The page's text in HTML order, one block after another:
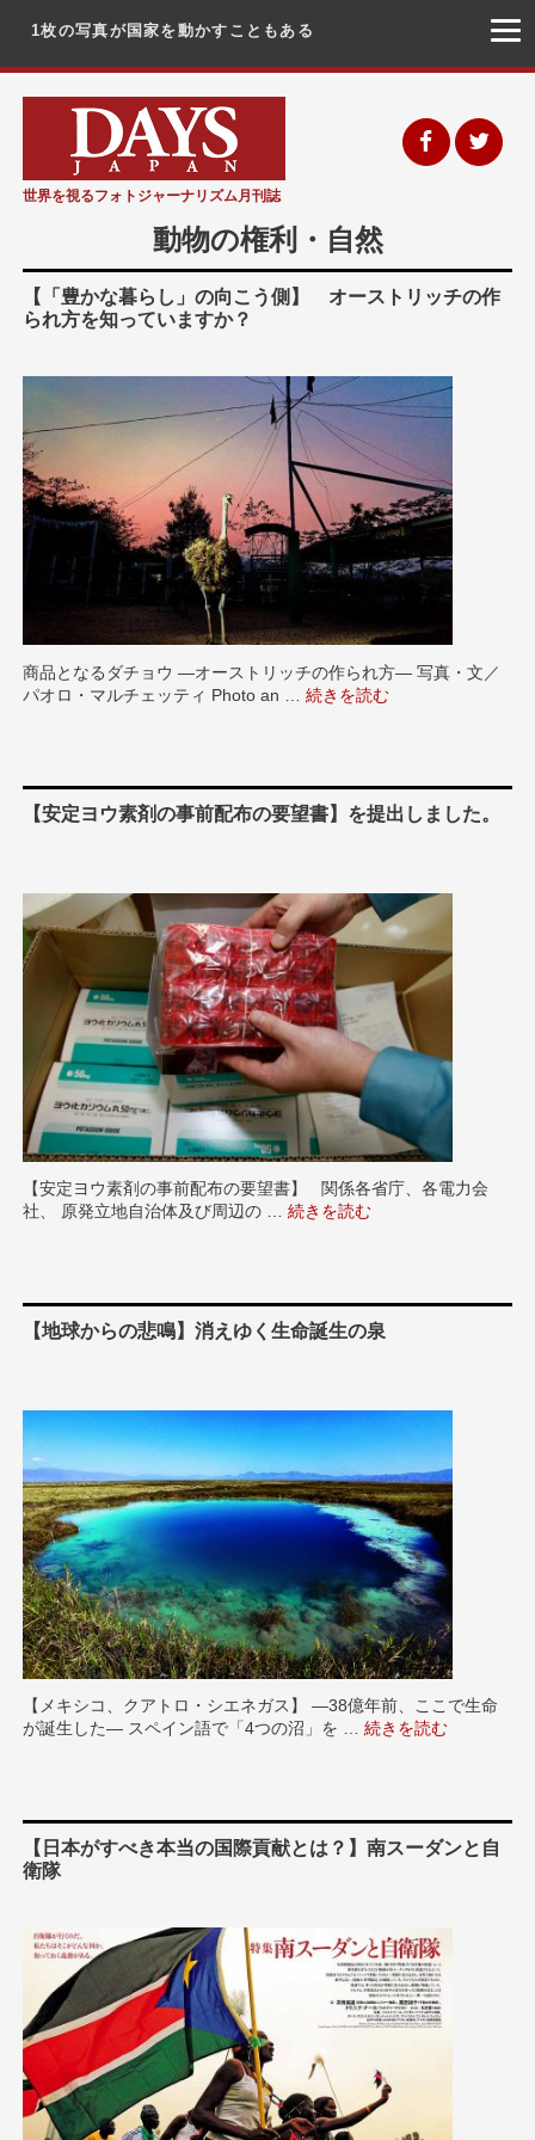
1枚の写真が国家を動かすこともある
ン
ス
キ
プ
世界を視るフォトジャーナリズム月刊誌
動物の権利・自然
【「豊かな暮らし」の向こう側】 オーストリッチの作
られ方を知っていますか？
商品となるダチョウ ―オーストリッチの作られ方― 写真・文／
パオロ・マルチェッティ Photo an …“【「豊かな暮らし」の向こ
続きを読む
【安定ヨウ素剤の事前配布の要望書】を提出しました。
【安定ヨウ素剤の事前配布の要望書】 関係各省庁、各電力会
社、 原発立地自治体及び周辺の …“【安定ヨウ素剤の事前配布の
続きを読む
【地球からの悲鳴】消えゆく生命誕生の泉
【メキシコ、クアトロ・シエネガス】 ―38億年前、ここで生命
が誕生した― スペイン語で「4つの沼」を …“【地球からの悲鳴】
続きを読む
【日本がすべき本当の国際貢献とは？】南スーダンと自
衛隊